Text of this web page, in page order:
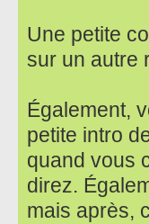
Une petite
sur un autre
Également,
petite intro
quand vous
direz.
mais après,